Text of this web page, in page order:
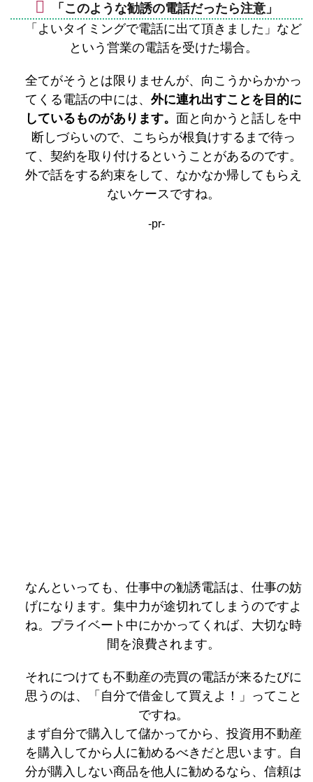
「このような勧誘の電話だったら注意」
「よいタイミングで電話に出て頂きました」など
という営業の電話を受けた場合。
全てがそうとは限りませんが、向こうからかかっ
てくる電話の中には、 外に連れ出すことを目的に
しているものがあります。 面と向かうと話しを中
断しづらいので、こちらが根負けするまで待っ
て、契約を取り付けるということがあるのです。
外で話をする約束をして、なかなか帰してもらえ
ないケースですね。
-pr-
なんといっても、仕事中の勧誘電話は、仕事の妨
げになります。集中力が途切れてしまうのですよ
ね。プライベート中にかかってくれば、大切な時
間を浪費されます。
それにつけても不動産の売買の電話が来るたびに
思うのは、「自分で借金して買えよ！」ってこと
ですね。
まず自分で購入して儲かってから、投資用不動産
を購入してから人に勧めるべきだと思います。自
分が購入しない商品を他人に勧めるなら、信頼は